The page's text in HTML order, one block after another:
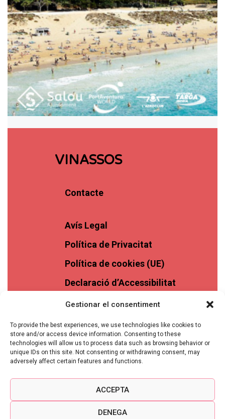
Gestionar el consentiment
To provide the best experiences, we use technologies like cookies to
store and/or access device information. Consenting to these
technologies will allow us to process data such as browsing behavior or
unique IDs on this site. Not consenting or withdrawing consent, may
adversely affect certain features and functions.
ACCEPTA
DENEGA
VINASSOS
Contacte
Avís Legal
Política de Privacitat
Política de cookies (UE)
Declaració d’Accessibilitat